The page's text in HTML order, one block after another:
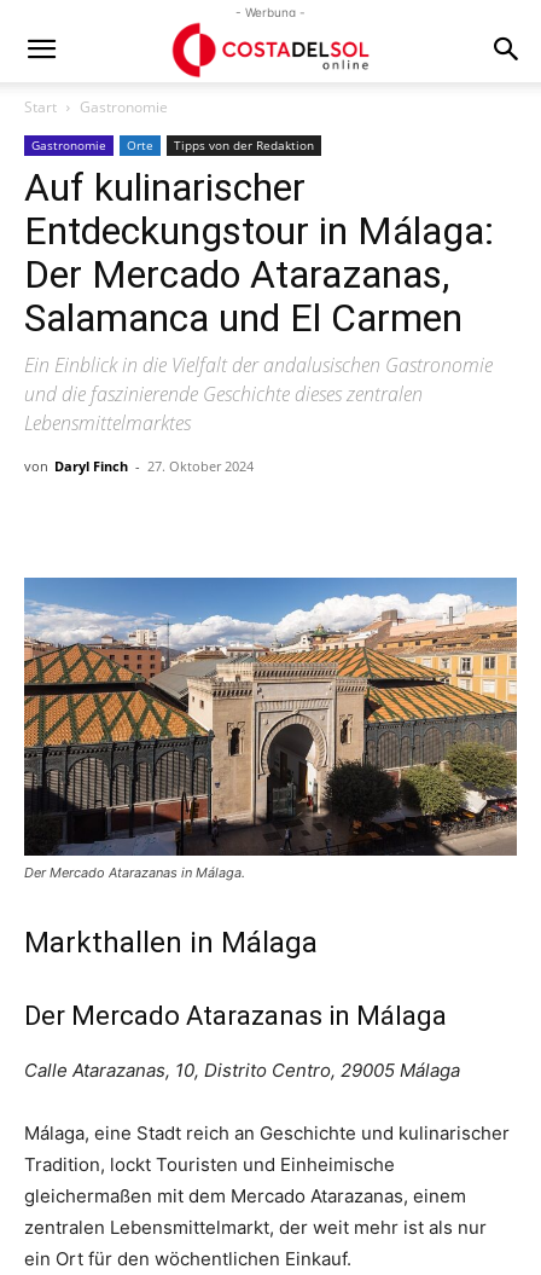
- Werbung -
Start Gastronomie
Gastronomie Orte Tipps von der Redaktion
Auf kulinarischer
Entdeckungstour in Málaga:
Der Mercado Atarazanas,
Salamanca und El Carmen
Ein Einblick in die Vielfalt der andalusischen Gastronomie
und die faszinierende Geschichte dieses zentralen
Lebensmittelmarktes
von Daryl Finch - 27. Oktober 2024
Der Mercado Atarazanas in Málaga.
Markthallen in Málaga
Der Mercado Atarazanas in Málaga
Calle Atarazanas, 10, Distrito Centro, 29005 Málaga
Málaga, eine Stadt reich an Geschichte und kulinarischer
Tradition, lockt Touristen und Einheimische
gleichermaßen mit dem Mercado Atarazanas, einem
zentralen Lebensmittelmarkt, der weit mehr ist als nur
ein Ort für den wöchentlichen Einkauf.